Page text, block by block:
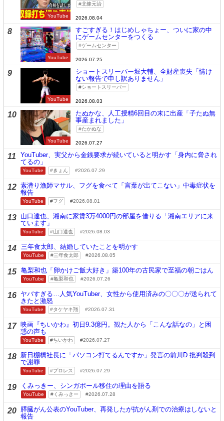
YouTube
北條元治
2026.08.04
8
YouTube
すごすぎる！はじめしゃちょー、ついに家の中
にゲームセンターをつくる
ゲームセンター
2026.07.25
9
YouTube
ショートスリーパー堀大輔、全財産喪失「情け
ない報告で申し訳ありません」
ショートスリーパー
2026.08.03
10
YouTube
たぬかな、人工授精6回目の末に出産「子たぬ無
事産まれました」
たかぬな
2026.07.27
11
YouTuber、実父から金銭要求が続いていると明かす「身内に脅され
てるの」
YouTube きょん 2026.07.29
12 素潜り漁師マサル、フグを食べて「言葉が出てこない」中毒症状を
報告
YouTube フグ 2026.08.01
13 山口達也、湘南に家賃3万4000円の部屋を借りる「湘南エリアに来
ています」
YouTube 山口達也 2026.08.03
14 三年食太郎、結婚していたことを明かす
YouTube 三年食太郎 2026.08.05
15 亀梨和也「卵かけご飯大好き」築100年の古民家で至福の朝ごはん
YouTube 亀梨和也 2026.07.26
16 ヤバすぎる…人気YouTuber、女性から使用済みの〇〇〇が送られて
きたと激怒
YouTube タケヤキ翔 2026.07.31
17 映画『ちいかわ』初日9.3億円。観た人から「こんな話なの」と困
惑の声も
YouTube ちいかわ 2026.07.27
18 新日棚橋社長に「パソコン打てるんですか」発言の前川D 批判殺到
で謝罪
YouTube プロレス 2026.07.29
19 くみっきー、シンガポール移住の理由を語る
YouTube くみっきー 2026.07.28
20 膵臓がん公表のYouTuber、再発したが抗がん剤での治療はしないと
報告